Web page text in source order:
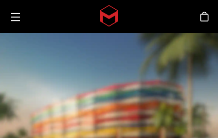
Skip to main content